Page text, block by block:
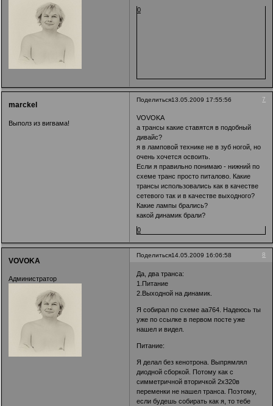
0
Поделиться 7
13.05.2009 17:55:56
marckel
Выполз из вигвама!
VOVOKA
а трансы какие ставятся в подобный
дивайс?
я в ламповой технике не в зуб ногой, но
очень хочется освоить.
Если я правильно понимаю - нижний по
схеме транс просто питалово. Какие
трансы использовались как в качестве
сетевого так и в качестве выходного?
Какие лампы брались?
какой динамик брали?
0
Поделиться 8
14.05.2009 16:06:58
VOVOKA
Администратор
Да, два транса:
1.Питание
2.Выходной на динамик.
Я собирал по схеме aa764. Надеюсь ты
уже по ссылке в первом посте уже
нашел и видел.
Питание:
Я делал без кенотрона. Выпрямлял
диодной сборкой. Потому как с
симметричной вторичкой 2х320в
переменки не нашел транса. Поэтому,
если будешь собирать как я, то тебе